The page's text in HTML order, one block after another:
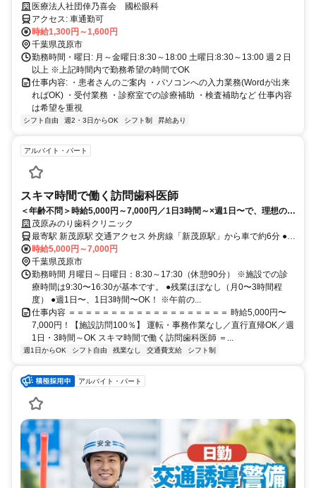
医療法人社団倖乃喜会 國松眼科
アクセス: 車通勤可
時給1,300円～1,600円
千葉県茂原市
勤務時間・曜日: 月～金曜日:8:30～18:00 土曜日:8:30～13:00 週２日
以上 ※上記時間内で勤務希望の時間でOK
仕事内容: ・患者さんのご案内 ・パソコンへの入力業務(Wordが出来
ればOK) ・受付業務 ・診察室での診療補助 ・検査補助など 仕事内容
は希望を重視
シフト自由 週2・3日からOK シフト制 昇給あり
アルバイト・パート
スキマ時間で働く訪問歯科医師
＜年齢不問＞時給5,000円～7,000円／1日3時間～×週1日〜で、理想のワ
ークライフバランスを。
茂原みのり歯科クリニック
最寄駅 新茂原駅 交通アクセス 外房線「新茂原駅」から車で約6分 ●車
通勤・バイク通勤可 ●千葉の各施設へ直行直帰！ 千葉県：茂原市およ
び近郊エリア
時給5,000円～7,000円
千葉県茂原市
勤務時間 月曜日～日曜日：8:30～17:30（休憩90分） ※施設での診
療時間は9:30〜16:30が基本です。 ●残業ほぼなし（月0〜3時間程
度） ●週1日〜、1日3時間〜OK！ ※午前の...
仕事内容 ＝＝＝＝＝＝＝＝＝＝＝＝＝＝＝＝＝＝＝ 時給5,000円〜
7,000円！【施設訪問100％】 運転・事務作業なし／直行直帰OK／週
1日・3時間～OK スキマ時間で働く訪問歯科医師 ＝...
週1日からOK シフト自由 残業なし 交通費支給 シフト制
アルバイト・パート